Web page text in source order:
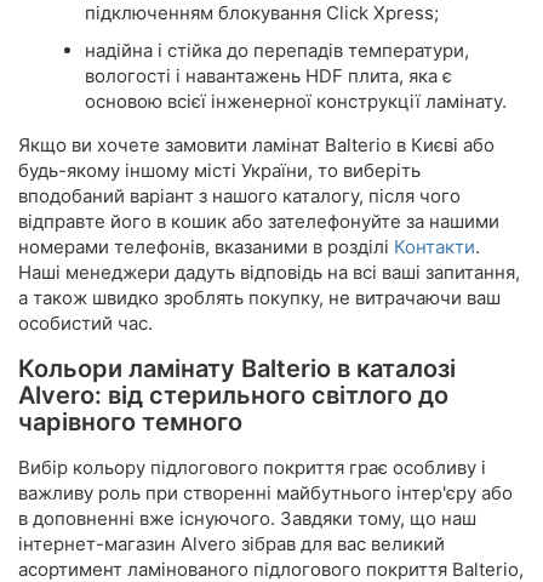
підключенням блокування Click Xpress;
надійна і стійка до перепадів температури,
вологості і навантажень HDF плита, яка є
основою всієї інженерної конструкції ламінату.
Якщо ви хочете замовити ламінат Balterio в Києві або
будь-якому іншому місті України, то виберіть
вподобаний варіант з нашого каталогу, після чого
відправте його в кошик або зателефонуйте за нашими
номерами телефонів, вказаними в розділі Контакти.
Наші менеджери дадуть відповідь на всі ваші запитання,
а також швидко зроблять покупку, не витрачаючи ваш
особистий час.
Кольори ламінату Balterio в каталозі
Alvero: від стерильного світлого до
чарівного темного
Вибір кольору підлогового покриття грає особливу і
важливу роль при створенні майбутнього інтер'єру або
в доповненні вже існуючого. Завдяки тому, що наш
інтернет-магазин Alvero зібрав для вас великий
асортимент ламінованого підлогового покриття Balterio,